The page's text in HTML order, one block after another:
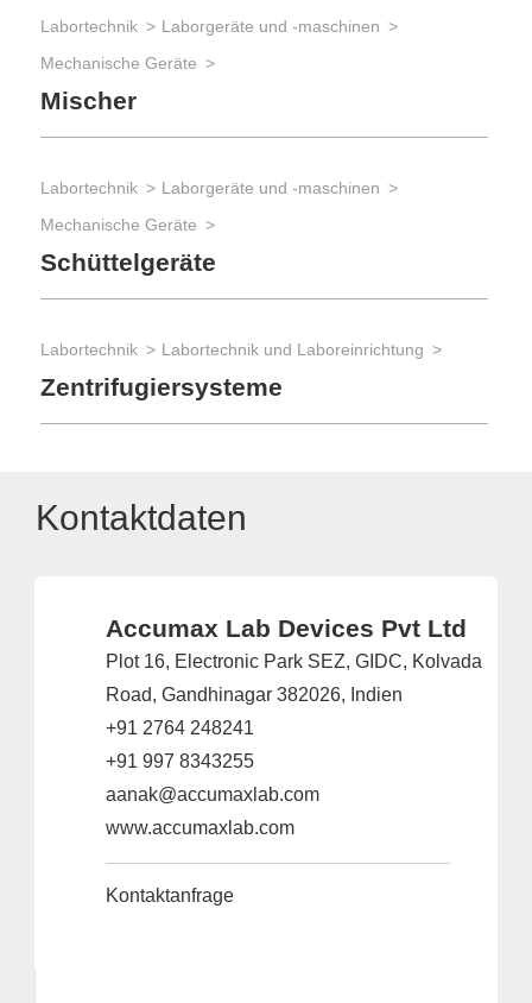
Labortechnik
Laborgeräte und -maschinen
Mechanische Geräte
Mischer
Labortechnik
Laborgeräte und -maschinen
Mechanische Geräte
Schüttelgeräte
Labortechnik Labortechnik und Laboreinrichtung
Zentrifugiersysteme
Kontaktdaten
Accumax Lab Devices Pvt Ltd
Plot 16, Electronic Park SEZ, GIDC, Kolvada
Road, Gandhinagar 382026, Indien
+91 2764 248241
+91 997 8343255
aanak@accumaxlab.com
www.accumaxlab.com
Kontaktanfrage